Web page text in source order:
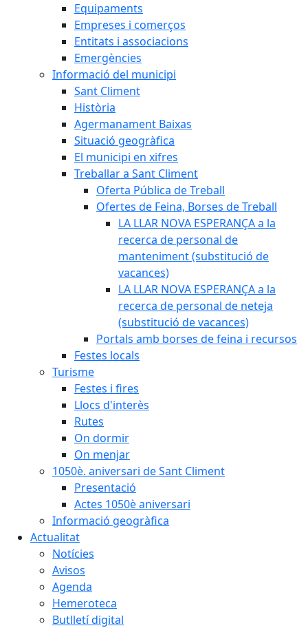
Equipaments
Empreses i comerços
Entitats i associacions
Emergències
Informació del municipi
Sant Climent
Història
Agermanament Baixas
Situació geogràfica
El municipi en xifres
Treballar a Sant Climent
Oferta Pública de Treball
Ofertes de Feina, Borses de Treball
LA LLAR NOVA ESPERANÇA a la
recerca de personal de
manteniment (substitució de
vacances)
LA LLAR NOVA ESPERANÇA a la
recerca de personal de neteja
(substitució de vacances)
Portals amb borses de feina i recursos
Festes locals
Turisme
Festes i fires
Llocs d'interès
Rutes
On dormir
On menjar
1050è. aniversari de Sant Climent
Presentació
Actes 1050è aniversari
Informació geogràfica
Actualitat
Notícies
Avisos
Agenda
Hemeroteca
Butlletí digital